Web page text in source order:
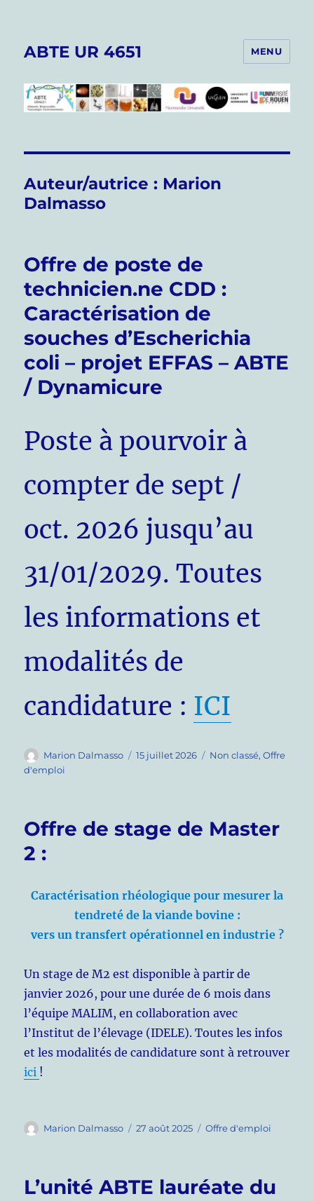
ABTE UR 4651 MENU
Auteur/autrice : Marion
Dalmasso
Offre de poste de
technicien.ne CDD :
Caractérisation de
souches d’Escherichia
coli – projet EFFAS – ABTE
/ Dynamicure
Poste à pourvoir à
compter de sept /
oct. 2026 jusqu’au
31/01/2029. Toutes
les informations et
modalités de
candidature : ICI
Auteur
Marion Dalmasso
Publié
15 juillet 2026 Catégories
Non classé,Offre
d'emploi
Offre de stage de Master
2 :
Caractérisation rhéologique pour mesurer la
tendreté de la viande bovine :
vers un transfert opérationnel en industrie ?
Un stage de M2 est disponible à partir de
janvier 2026, pour une durée de 6 mois dans
l’équipe MALIM, en collaboration avec
l’Institut de l’élevage (IDELE). Toutes les infos
et les modalités de candidature sont à retrouver
ici !
Auteur
Marion Dalmasso
Publié
27 août 2025 Catégories
Offre d'emploi
L’unité ABTE lauréate du